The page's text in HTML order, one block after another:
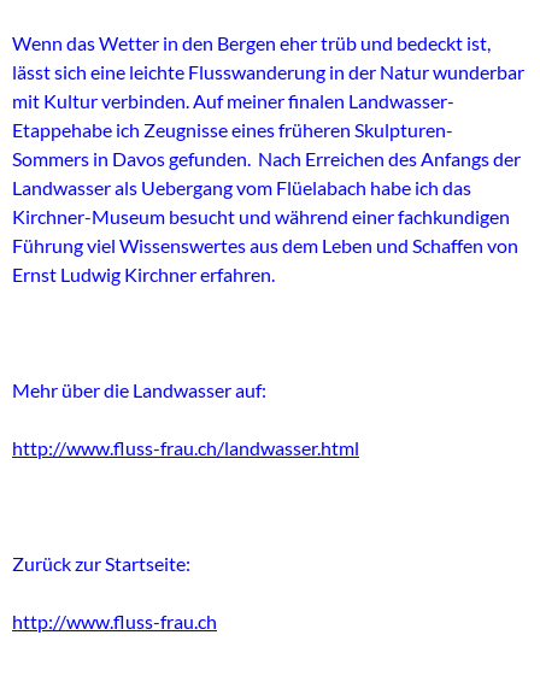
Wenn das Wetter in den Bergen eher trüb und bedeckt ist,
lässt sich eine leichte Flusswanderung in der Natur wunderbar
mit Kultur verbinden. Auf meiner finalen Landwasser-
Etappehabe ich Zeugnisse eines früheren Skulpturen-
Sommers in Davos gefunden. Nach Erreichen des Anfangs der
Landwasser als Uebergang vom Flüelabach habe ich das
Kirchner-Museum besucht und während einer fachkundigen
Führung viel Wissenswertes aus dem Leben und Schaffen von
Ernst Ludwig Kirchner erfahren.
Mehr über die Landwasser auf:
http://www.fluss-frau.ch/landwasser.html
Zurück zur Startseite:
http://www.fluss-frau.ch